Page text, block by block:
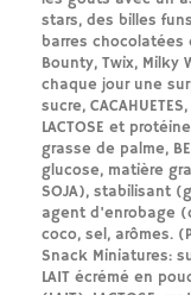
stars, des billes
barres chocolatées
Bounty, Twix, Milky
chaque jour une
sucre,
LACTOSE et
grasse de palme,
glucose, matière
SOJA), stabilisant
agent d'enrobage
coco, sel, arômes.
Snack Miniatures:
LAIT écrémé en